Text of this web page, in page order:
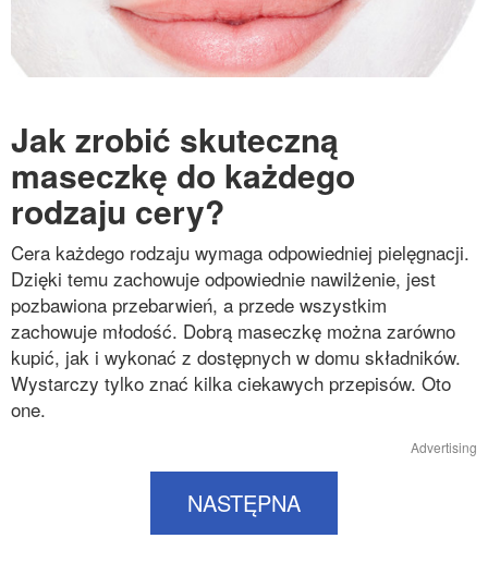
Jak zrobić skuteczną
maseczkę do każdego
rodzaju cery?
Cera każdego rodzaju wymaga odpowiedniej pielęgnacji.
Dzięki temu zachowuje odpowiednie nawilżenie, jest
pozbawiona przebarwień, a przede wszystkim
zachowuje młodość. Dobrą maseczkę można zarówno
kupić, jak i wykonać z dostępnych w domu składników.
Wystarczy tylko znać kilka ciekawych przepisów. Oto
one.
Advertising
NASTĘPNA